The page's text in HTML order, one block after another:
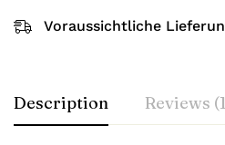
Voraussichtliche
Description Reviews